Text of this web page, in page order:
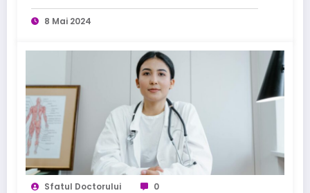
8 Mai 2024
Sfatul Doctorului 0